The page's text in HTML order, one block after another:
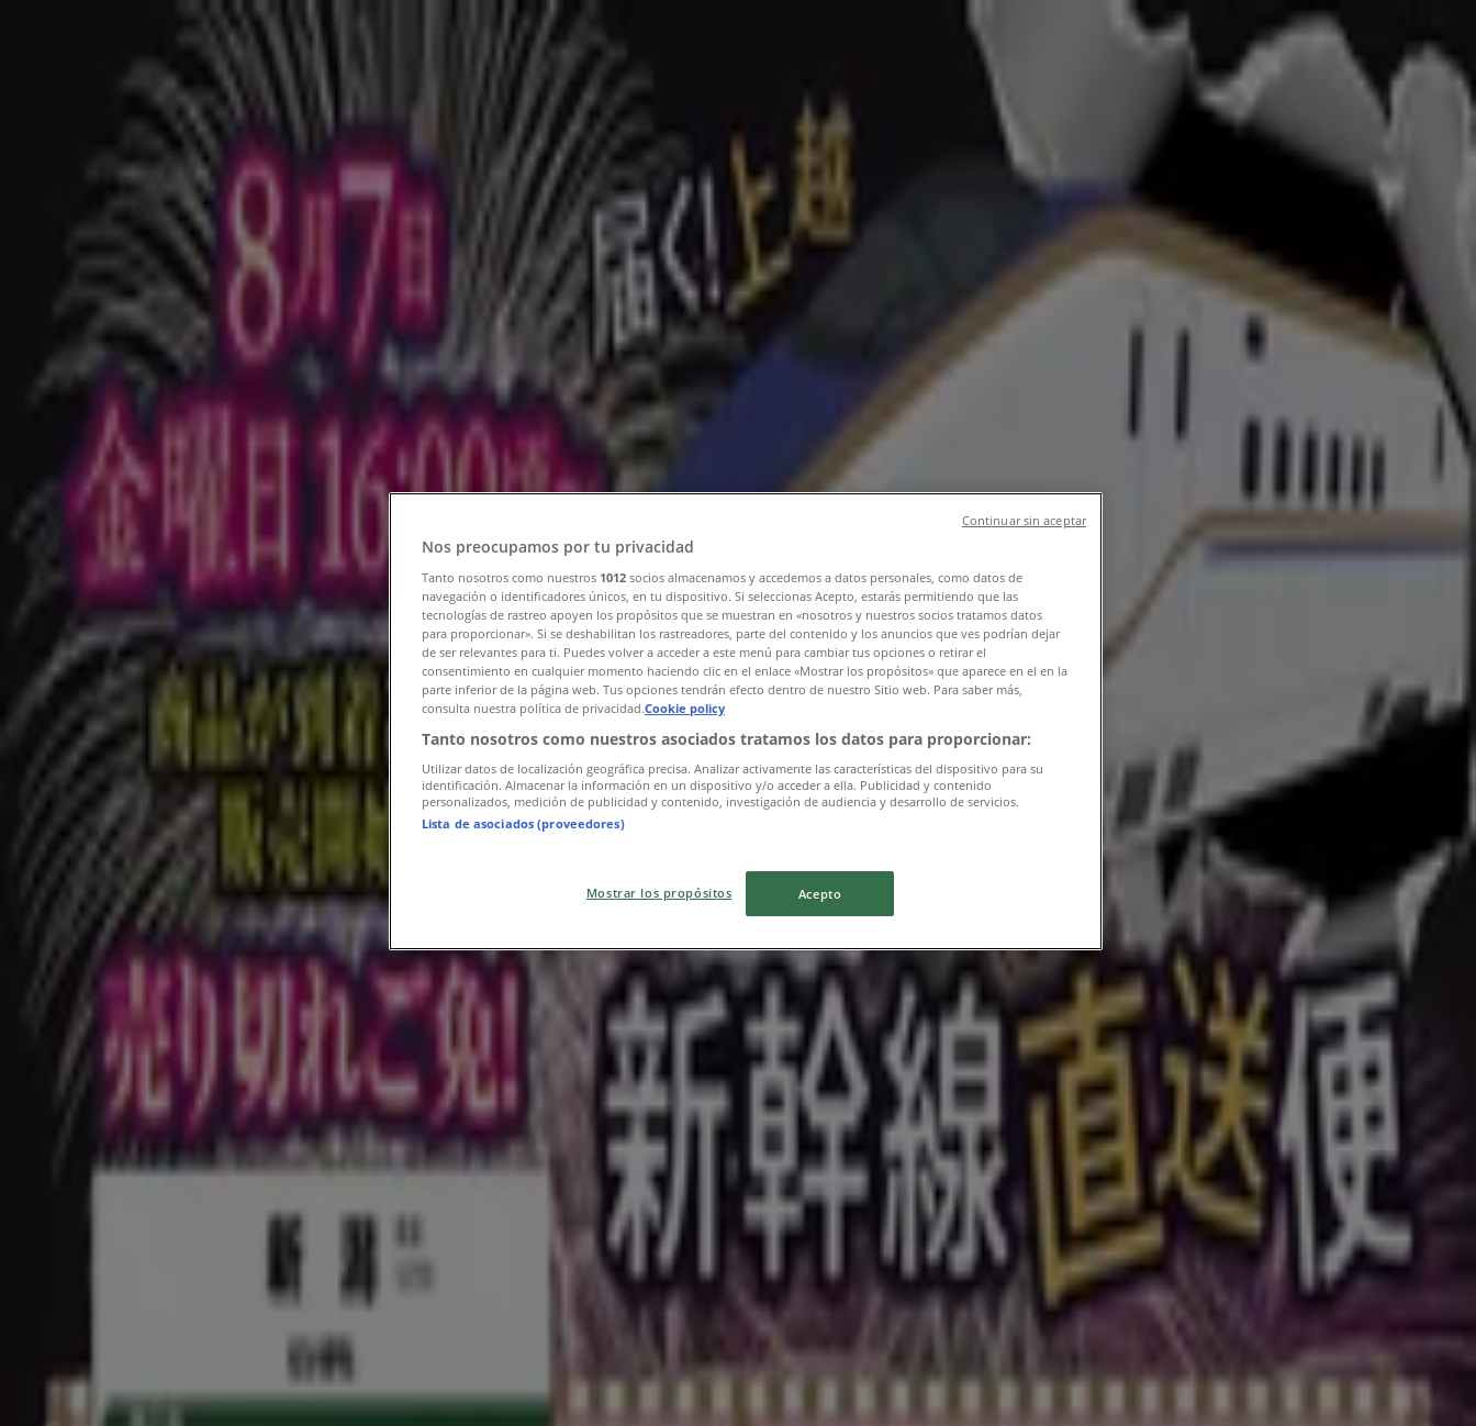
あなたはここにいる：
スーパーマーケット ファッション ホームセンター&ペット ドラッグストア 家電 レストランカラオケ & エンターテイメント スポーツおもちゃ&子供向け商品
台東区のマルエツ店舗：営業時間、電話番号や住所
台東区のTiendeo »
スーパーマーケットの台東区チラシ
台東区のマルエツ
台東区のマルエツ店舗
マルエツ
東京都台東区東上野5-1-5 日新上野ビル, 台東区
Nos preocupamos por tu privacidad
Tanto nosotros como nuestros 1012 socios almacenamos y accedemos a datos personales, como datos de
navegación o identificadores únicos, en tu dispositivo. Si seleccionas Acepto, estarás permitiendo que las
tecnologías de rastreo apoyen los propósitos que se muestran en «nosotros y nuestros socios tratamos datos
para proporcionar». Si se deshabilitan los rastreadores, parte del contenido y los anuncios que ves podrían dejar
de ser relevantes para ti. Puedes volver a acceder a este menú para cambiar tus opciones o retirar el
consentimiento en cualquier momento haciendo clic en el enlace «Mostrar los propósitos» que aparece en el en la
parte inferior de la página web. Tus opciones tendrán efecto dentro de nuestro Sitio web. Para saber más,
consulta nuestra política de privacidad.Cookie policy
Tanto nosotros como nuestros asociados tratamos los datos para proporcionar:
Utilizar datos de localización geográfica precisa. Analizar activamente las características del dispositivo para su
identificación. Almacenar la información en un dispositivo y/o acceder a ella. Publicidad y contenido
personalizados, medición de publicidad y contenido, investigación de audiencia y desarrollo de servicios.
Lista de asociados (proveedores)
Mostrar los propósitos Acepto
Continuar sin aceptar